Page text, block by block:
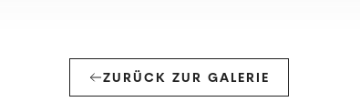
ZURÜCK ZUR GALERIE